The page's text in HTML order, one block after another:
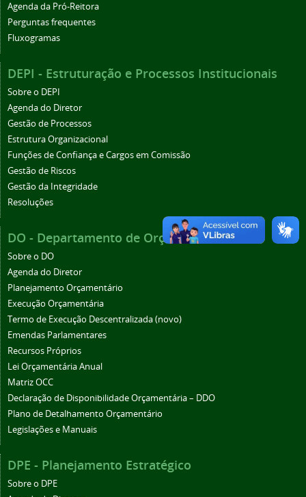
Agenda da Pró-Reitora
Perguntas frequentes
Fluxogramas
DEPI - Estruturação e Processos Institucionais
Sobre o DEPI
Agenda do Diretor
Gestão de Processos
Estrutura Organizacional
Funções de Confiança e Cargos em Comissão
Gestão de Riscos
Gestão da Integridade
Resoluções
DO - Departamento de Orçamento
Sobre o DO
Agenda do Diretor
Planejamento Orçamentário
Execução Orçamentária
Termo de Execução Descentralizada (novo)
Emendas Parlamentares
Recursos Próprios
Lei Orçamentária Anual
Matriz OCC
Declaração de Disponibilidade Orçamentária – DDO
Plano de Detalhamento Orçamentário
Legislações e Manuais
DPE - Planejamento Estratégico
Sobre o DPE